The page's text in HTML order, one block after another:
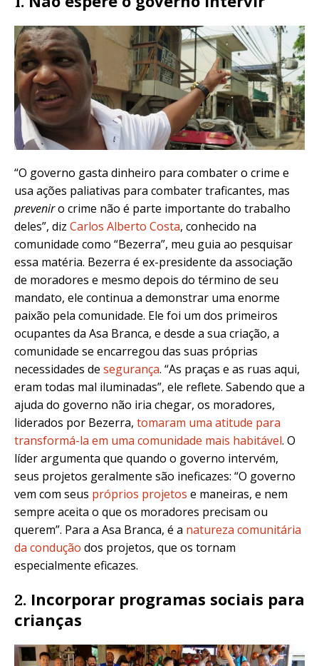
“O governo gasta dinheiro para combater o crime e
usa ações paliativas para combater traficantes, mas
preveniro crime não é parte importante do trabalho
deles”, diz Carlos Alberto Costa, conhecido na
comunidade como “Bezerra”, meu guia ao pesquisar
essa matéria. Bezerra é ex-presidente da associação
de moradores e mesmo depois do término de seu
mandato, ele continua a demonstrar uma enorme
paixão pela comunidade. Ele foi um dos primeiros
ocupantes da Asa Branca, e desde a sua criação, a
comunidade se encarregou das suas próprias
necessidades de segurança. “As praças e as ruas aqui,
eram todas mal iluminadas”, ele reflete. Sabendo que a
ajuda do governo não iria chegar, os moradores,
liderados por Bezerra, tomaram uma atitude para
transformá-la em uma comunidade mais habitável. O
líder argumenta que quando o governo intervém,
seus projetos geralmente são ineficazes: “O governo
vem com seus próprios projetos e maneiras, e nem
sempre aceita o que os moradores precisam ou
querem”. Para a Asa Branca, é a natureza comunitária
da condução dos projetos, que os tornam
especialmente eficazes.
2. Incorporar programas sociais para
crianças